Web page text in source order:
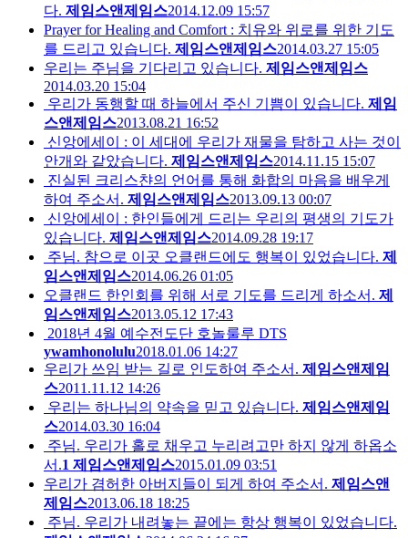
다. 제임스앤제임스2014.12.09 15:57
Prayer for Healing and Comfort : 치유와 위로를 위한 기도
를 드리고 있습니다. 제임스앤제임스2014.03.27 15:05
우리는 주님을 기다리고 있습니다. 제임스앤제임스
2014.03.20 15:04
우리가 동행할 때 하늘에서 주신 기쁨이 있습니다. 제임
스앤제임스2013.08.21 16:52
신앙에세이 : 이 세대에 우리가 재물을 탐하고 사는 것이
안개와 같았습니다. 제임스앤제임스2014.11.15 15:07
진실된 크리스챤의 언어를 통해 화합의 마음을 배우게
하여 주소서. 제임스앤제임스2013.09.13 00:07
신앙에세이 : 한인들에게 드리는 우리의 평생의 기도가
있습니다. 제임스앤제임스2014.09.28 19:17
주님. 참으로 이곳 오클랜드에도 행복이 있었습니다. 제
임스앤제임스2014.06.26 01:05
오클랜드 한인회를 위해 서로 기도를 드리게 하소서. 제
임스앤제임스2013.05.12 17:43
2018년 4월 예수전도단 호놀룰루 DTS
ywamhonolulu2018.01.06 14:27
우리가 쓰임 받는 길로 인도하여 주소서. 제임스앤제임
스2011.11.12 14:26
우리는 하나님의 약속을 믿고 있습니다. 제임스앤제임
스2014.03.30 16:04
주님. 우리가 홀로 채우고 누리려고만 하지 않게 하옵소
서.1 제임스앤제임스2015.01.09 03:51
우리가 겸허한 아버지들이 되게 하여 주소서. 제임스앤
제임스2013.06.18 18:25
주님. 우리가 내려놓는 끝에는 항상 행복이 있었습니다.